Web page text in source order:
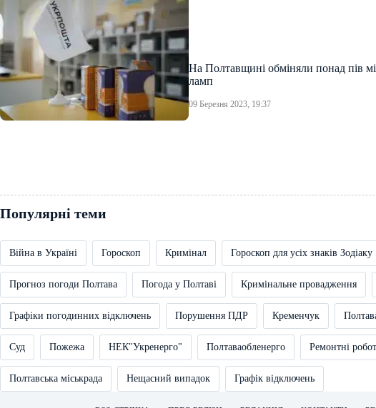
На Полтавщині обміняли понад пів
ламп
09 Березня 2023, 19:37
Популярні теми
Війна в Україні Гороскоп Кримінал Гороскоп для усіх знаків Зодіаку
Прогноз погоди Полтава Погода у Полтаві Кримінальне провадження
Графіки погодинних відключень Порушення ПДР Кременчук
Суд Пожежа НЕК"Укренерго" Полтаваобленерго Ремонтні
Полтавська міськрада Нещасний випадок Графік відключень